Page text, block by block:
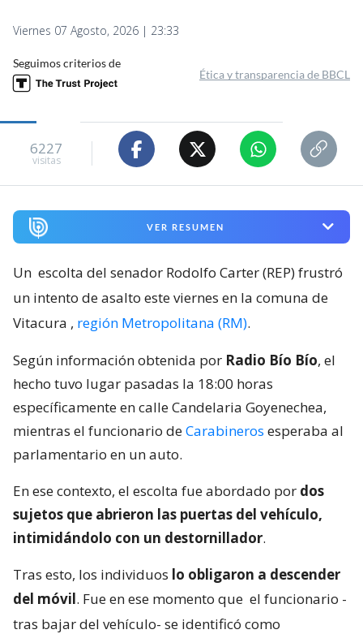
Viernes 07 Agosto, 2026 | 23:33
Seguimos criterios de
Ética y transparencia de BBCL
6227
visitas
VER RESUMEN
Un escolta del senador Rodolfo Carter (REP) frustró
un intento de asalto este viernes en la comuna de
Vitacura , región Metropolitana (RM).
Según información obtenida por Radio Bío Bío, el
hecho tuvo lugar pasadas la 18:00 horas
específicamente en calle Candelaria Goyenechea,
mientras el funcionario deCarabineros esperaba al
parlamentario en un auto.
En ese contexto, el escolta fue abordado por dos
sujetos que abrieron las puertas del vehículo,
intimidándolo con un destornillador.
Tras esto, los individuos lo obligaron a descender
del móvil. Fue en ese momento que el funcionario -
tras bajar del vehículo- se identificó como